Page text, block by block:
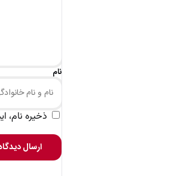
نام
ذخیره نام،
ارسال